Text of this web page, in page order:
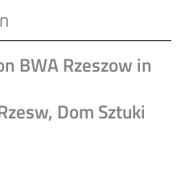
BWA Rzeszow in
Dom Sztuki